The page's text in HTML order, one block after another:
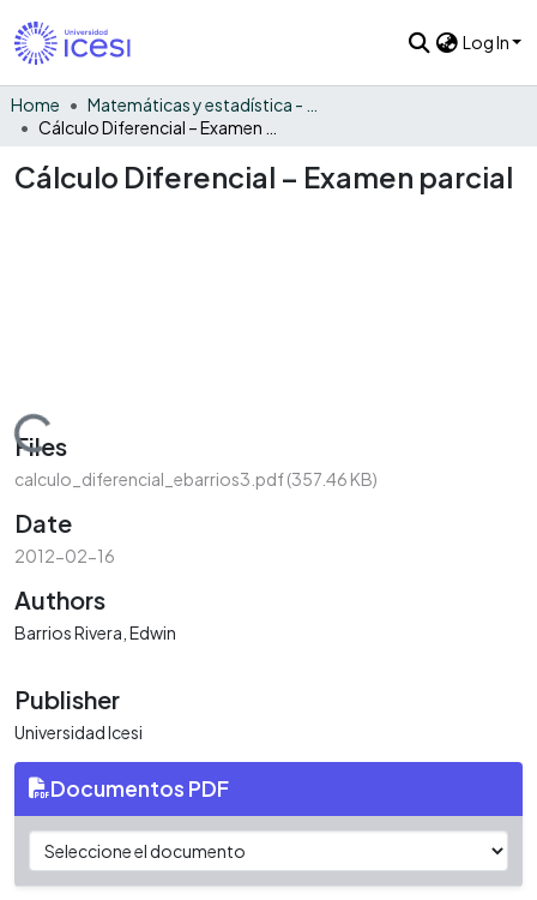
Log In
Home
Cálculo Diferencial – Examen parcial
Loading...
Files
calculo_diferencial_ebarrios3.pdf(357.46 KB)
Date
2012-02-16
Authors
Barrios Rivera, Edwin
Publisher
Universidad Icesi
Documentos PDF